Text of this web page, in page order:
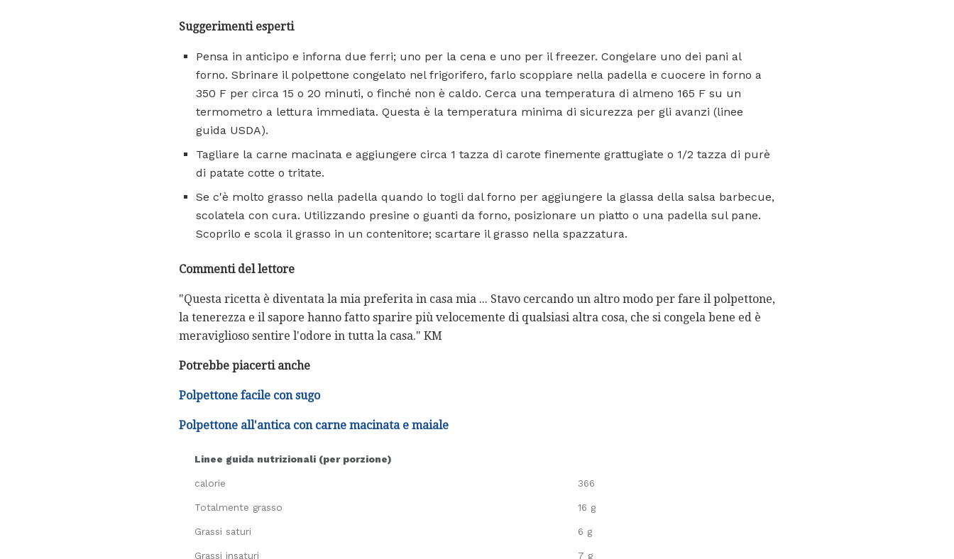
Suggerimenti esperti
Pensa in anticipo e inforna due ferri; uno per la cena e uno per il freezer. Congelare uno dei pani al
forno. Sbrinare il polpettone congelato nel frigorifero, farlo scoppiare nella padella e cuocere in forno a
350 F per circa 15 o 20 minuti, o finché non è caldo. Cerca una temperatura di almeno 165 F su un
termometro a lettura immediata. Questa è la temperatura minima di sicurezza per gli avanzi (linee
guida USDA).
Tagliare la carne macinata e aggiungere circa 1 tazza di carote finemente grattugiate o 1/2 tazza di purè
di patate cotte o tritate.
Se c'è molto grasso nella padella quando lo togli dal forno per aggiungere la glassa della salsa barbecue,
scolatela con cura. Utilizzando presine o guanti da forno, posizionare un piatto o una padella sul pane.
Scoprilo e scola il grasso in un contenitore; scartare il grasso nella spazzatura.
Commenti del lettore
"Questa ricetta è diventata la mia preferita in casa mia ... Stavo cercando un altro modo per fare il polpettone,
la tenerezza e il sapore hanno fatto sparire più velocemente di qualsiasi altra cosa, che si congela bene ed è
meraviglioso sentire l'odore in tutta la casa." KM
Potrebbe piacerti anche
Polpettone facile con sugo
Polpettone all'antica con carne macinata e maiale
Linee guida nutrizionali (per porzione)
calorie 366
Totalmente grasso 16 g
Grassi saturi 6 g
Grassi insaturi 7 g